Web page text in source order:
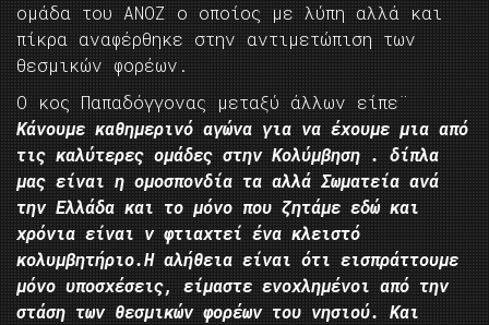
ομάδα του ΑΝΟΖ ο οποίος με λύπη αλλά και
πίκρα αναφέρθηκε στην αντιμετώπιση των
θεσμικών φορέων.
Ο κος Παπαδόγγονας μεταξύ άλλων είπε¨
Κάνουμε καθημερινό αγώνα για να έχουμε μια από
τις καλύτερες ομάδες στην Κολύμβηση . δίπλα
μας είναι η ομοσπονδία τα αλλά Σωματεία ανά
την Ελλάδα και το μόνο που ζητάμε εδώ και
χρόνια είναι ν φτιαχτεί ένα κλειστό
κολυμβητήριο.Η αλήθεια είναι ότι εισπράττουμε
μόνο υποσχέσεις, είμαστε ενοχλημένοι από την
στάση των θεσμικών φορέων του νησιού. Και